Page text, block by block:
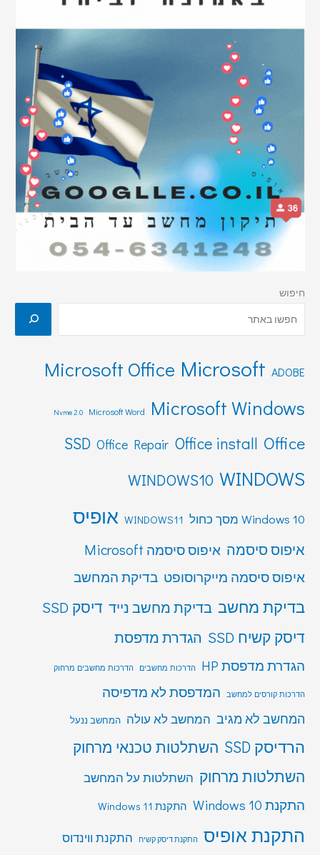
חיפוש
ADOBE
Microsoft
Microsoft Office
Microsoft Windows
Microsoft Word
Nvme 2.0
Office
Office install
Office Repair
SSD
WINDOWS
WINDOWS10
Windows 10 מסך כחול WINDOWS11 אופיס
איפוס סיסמה איפוס סיסמה Microsoft
איפוס סיסמה מייקרוסופט בדיקת המחשב
בדיקת מחשב בדיקת מחשב נייד דיסק SSD
דיסק קשיח SSD
הגדרת מדפסת
הגדרת מדפסת HP הדרכות מחשבים הדרכות מחשבים מרחוק
הדרכות קורסים למחשב המדפסת לא מדפיסה
המחשב לא מגיב המחשב לא עולה המחשב ננעל
הרדיסק SSD
השתלטות טכנאי מרחוק
השתלטות מרחוק השתלטות על המחשב
התקנת Windows 10 התקנת Windows 11
התקנת אופיס התקנת דיסק קשיח התקנת ווינדוס